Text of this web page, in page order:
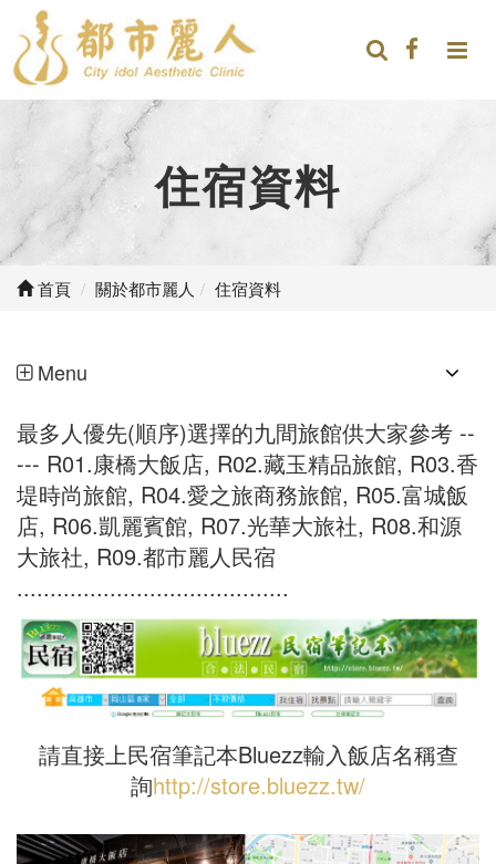
住宿資料
首頁 關於都市麗人 住宿資料
Menu
最多人優先(順序)選擇的九間旅館供大家參考 --
--- R01.康橋大飯店, R02.藏玉精品旅館, R03.香
堤時尚旅館, R04.愛之旅商務旅館, R05.富城飯
店, R06.凱麗賓館, R07.光華大旅社, R08.和源
大旅社, R09.都市麗人民宿
.........................................
請直接上民宿筆記本Bluezz輸入飯店名稱查
詢http://store.bluezz.tw/